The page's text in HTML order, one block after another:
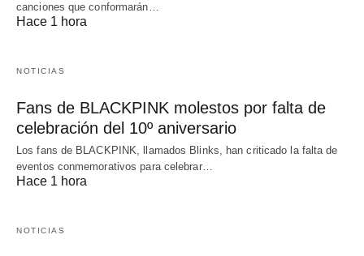
canciones que conformarán…
Hace 1 hora
NOTICIAS
Fans de BLACKPINK molestos por falta de
celebración del 10º aniversario
Los fans de BLACKPINK, llamados Blinks, han criticado la falta de
eventos conmemorativos para celebrar…
Hace 1 hora
NOTICIAS